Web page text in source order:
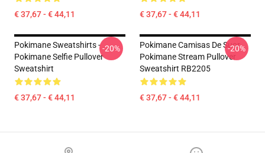
€ 37,67 - € 44,11 € 37,67 - € 44,11
Pokimane Sweatshirts -
Pokimane Selfie Pullover
Sweatshirt
€ 37,67 - € 44,11
-20%
Pokimane Camisas De Suor
Pokimane Stream Pullover
Sweatshirt RB2205
€ 37,67 - € 44,11
-20%